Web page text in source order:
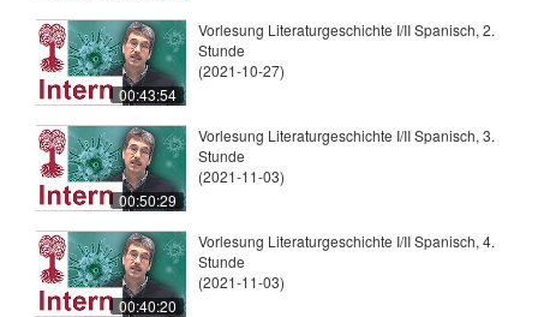
00:43:54
Vorlesung Literaturgeschichte I/II Spanisch, 2.
Stunde
(2021-10-27)
00:50:29
Vorlesung Literaturgeschichte I/II Spanisch, 3.
Stunde
(2021-11-03)
00:40:20
Vorlesung Literaturgeschichte I/II Spanisch, 4.
Stunde
(2021-11-03)